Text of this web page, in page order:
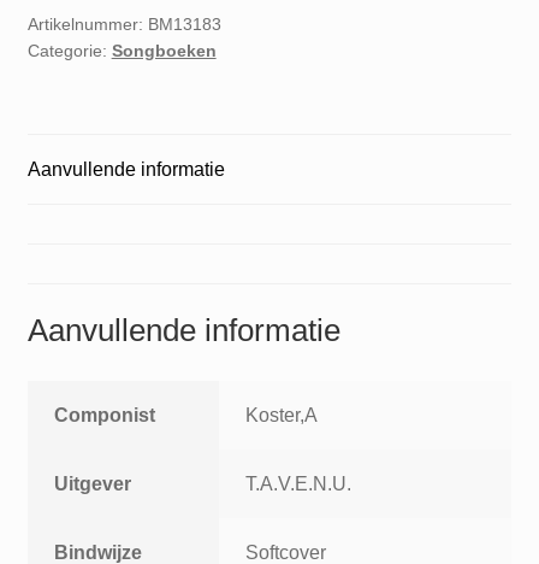
Artikelnummer: BM13183
Categorie: Songboeken
Aanvullende informatie
Aanvullende informatie
Componist Koster,A
Uitgever T.A.V.E.N.U.
Bindwijze Softcover